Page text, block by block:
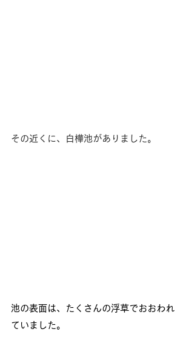
その近くに、白樺池がありました。
池の表面は、たくさんの浮草でおおわれ
ていました。